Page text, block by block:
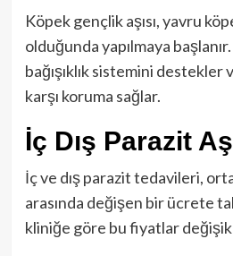
Köpek gençlik aşısı, yavru
olduğunda yapılmaya
bağışıklık sistemini destekler
karşı koruma sağlar.
İç Dış Parazit
İç ve dış parazit tedavileri,
arasında değişen bir ücrete
kliniğe göre bu fiyatlar